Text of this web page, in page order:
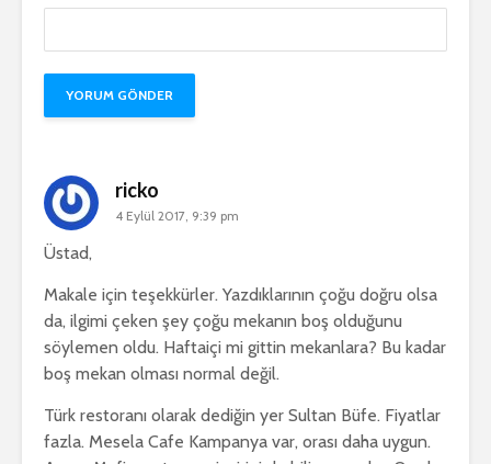
ricko
4 Eylül 2017, 9:39 pm
Üstad,
Makale için teşekkürler. Yazdıklarının çoğu doğru olsa
da, ilgimi çeken şey çoğu mekanın boş olduğunu
söylemen oldu. Haftaiçi mi gittin mekanlara? Bu kadar
boş mekan olması normal değil.
Türk restoranı olarak dediğin yer Sultan Büfe. Fiyatlar
fazla. Mesela Cafe Kampanya var, orası daha uygun.